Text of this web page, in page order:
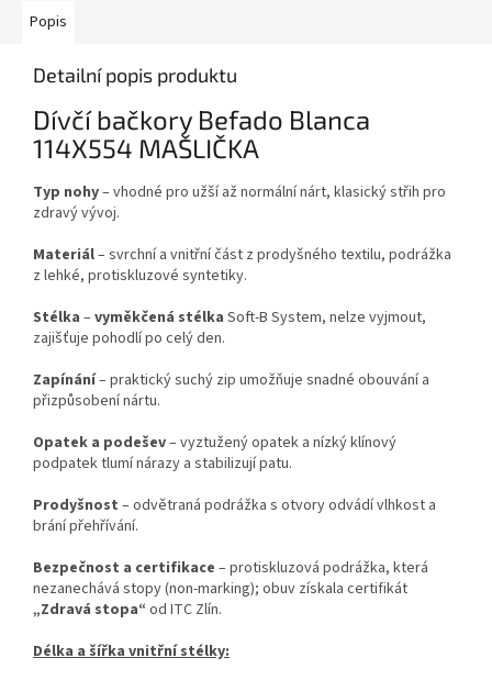
Popis
Detailní popis produktu
Dívčí bačkory Befado Blanca
114X554 MAŠLIČKA
Typ nohy– vhodné pro užší až normální nárt, klasický střih pro
zdravý vývoj.
Materiál– svrchní a vnitřní část z prodyšného textilu, podrážka
z lehké, protiskluzové syntetiky.
Stélka –vyměkčená stélka Soft‑B System, nelze vyjmout,
zajišťuje pohodlí po celý den.
Zapínání– praktický suchý zip umožňuje snadné obouvání a
přizpůsobení nártu.
Opatek a podešev– vyztužený opatek a nízký klínový
podpatek tlumí nárazy a stabilizují patu.
Prodyšnost – odvětraná podrážka s otvory odvádí vlhkost a
brání přehřívání.
Bezpečnost a certifikace – protiskluzová podrážka, která
nezanechává stopy (non-marking); obuv získala certifikát
„Zdravá stopa“ od ITC Zlín.
Délka a šířka vnitřní stélky: